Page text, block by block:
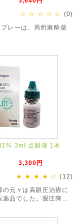
☆ ☆ ☆ ☆ ☆ (0)
レーは、局所麻酔薬
3ml 点眼液 1本
3,300円
★ ★ ★ ★ ☆ (12)
の元々は高眼圧治療に
薬品でした。眼圧降下